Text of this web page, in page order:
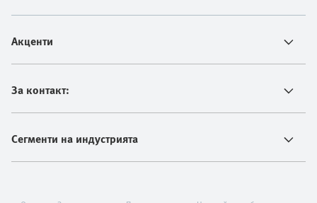
Акценти
За контакт:
Сегменти на индустрията